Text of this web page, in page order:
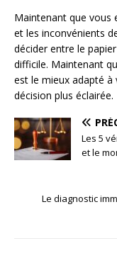
Maintenant que vous
et les inconvénients
décider entre le
difficile. Maintenant
est le mieux adapté à
décision plus éclairée.
Les 5
et le
Le diagnostic